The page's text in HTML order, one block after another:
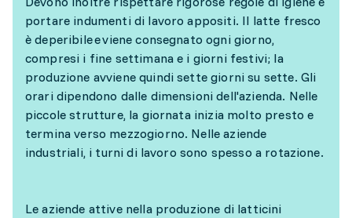
portare indumenti di lavoro appositi. Il latte fresco
è deperibile e viene consegnato ogni giorno,
compresi i fine settimana e i giorni festivi; la
produzione avviene quindi sette giorni su sette. Gli
orari dipendono dalle dimensioni dell'azienda. Nelle
piccole strutture, la giornata inizia molto presto e
termina verso mezzogiorno. Nelle aziende
industriali, i turni di lavoro sono spesso a rotazione.
Le aziende attive nella produzione di latticini